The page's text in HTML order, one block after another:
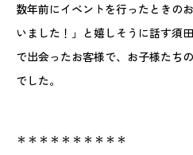
数年前にイベントを行ったときの
いました！」と嬉しそうに話す須
で出会ったお客様で、お子様たち
でした。
＊＊＊＊＊＊＊＊＊＊